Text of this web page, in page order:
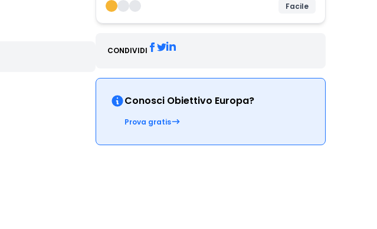
Facile
CONDIVIDI
Conosci Obiettivo Europa?
Prova gratis